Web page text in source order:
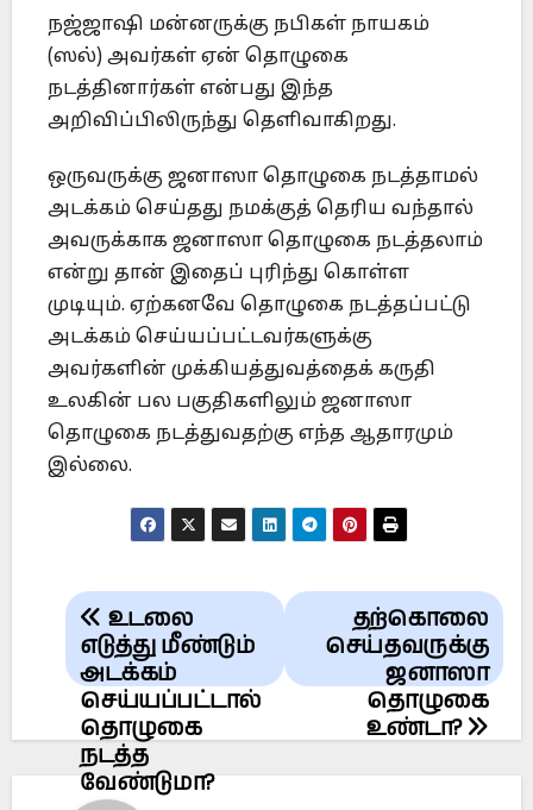
நஜ்ஜாஷி மன்னருக்கு நபிகள் நாயகம்
(ஸல்) அவர்கள் ஏன் தொழுகை
நடத்தினார்கள் என்பது இந்த
அறிவிப்பிலிருந்து தெளிவாகிறது.
ஒருவருக்கு ஜனாஸா தொழுகை நடத்தாமல்
அடக்கம் செய்தது நமக்குத் தெரிய வந்தால்
அவருக்காக ஜனாஸா தொழுகை நடத்தலாம்
என்று தான் இதைப் புரிந்து கொள்ள
முடியும். ஏற்கனவே தொழுகை நடத்தப்பட்டு
அடக்கம் செய்யப்பட்டவர்களுக்கு
அவர்களின் முக்கியத்துவத்தைக் கருதி
உலகின் பல பகுதிகளிலும் ஜனாஸா
தொழுகை நடத்துவதற்கு எந்த ஆதாரமும்
இல்லை.
Post
navigation
தற்கொலை
செய்தவருக்கு
ஜனாஸா
தொழுகை
உண்டா?
உடலை
எடுத்து மீண்டும்
அடக்கம்
செய்யப்பட்டால்
தொழுகை
நடத்த
வேண்டுமா?